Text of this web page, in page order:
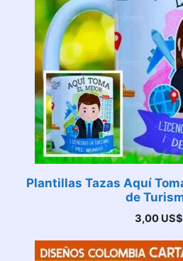
Plantillas Tazas Aquí
de
3,00 US$